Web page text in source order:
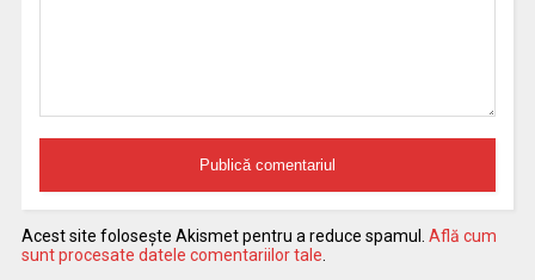
Acest site folosește Akismet pentru a reduce spamul. Află cum
sunt procesate datele comentariilor tale